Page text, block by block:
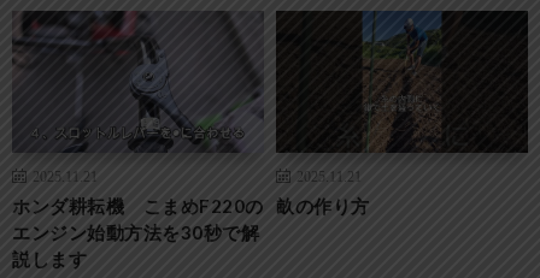
2025.11.21
ホンダ耕耘機 こまめF220の
エンジン始動方法を30秒で解
説します
2025.11.21
畝の作り方